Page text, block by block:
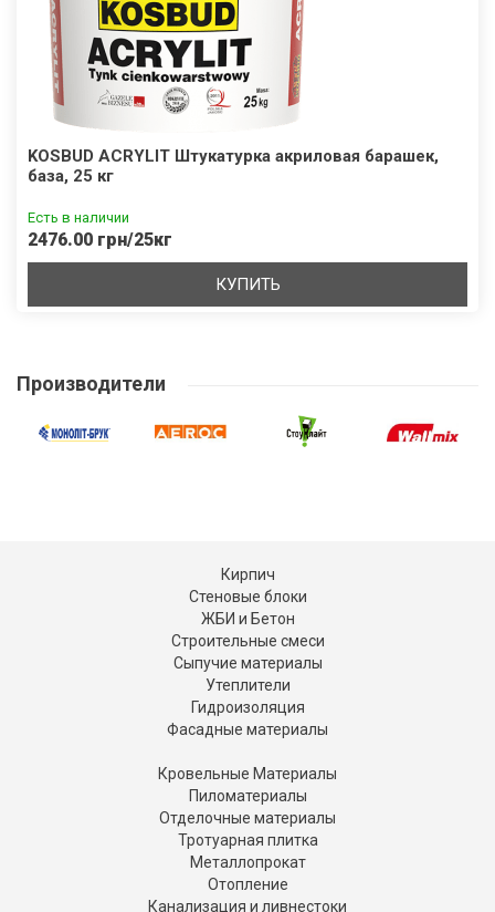
KOSBUD ACRYLIT Штукатурка акриловая барашек,
база, 25 кг
Есть в наличии
2476.00 грн/25кг
КУПИТЬ
Производители
Кирпич
Стеновые блоки
ЖБИ и Бетон
Строительные смеси
Сыпучие материалы
Утеплители
Гидроизоляция
Фасадные материалы
Кровельные Материалы
Пиломатериалы
Отделочные материалы
Тротуарная плитка
Металлопрокат
Отопление
Канализация и ливнестоки